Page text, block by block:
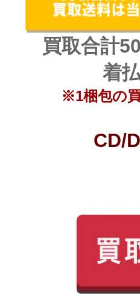
買取合計
着
※1梱包の
CD/